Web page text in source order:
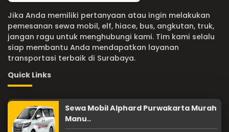
Jika Anda memiliki pertanyaan atau ingin melakukan
pemesanan sewa mobil, elf, hiace, bus, angkutan, truk,
jangan ragu untuk menghubungi kami. Tim kami selalu
siap membantu Anda mendapatkan layanan
transportasi terbaik di Surabaya.
Quick Links
Sewa Mobil Alphard Purwakarta Murah
Manu..